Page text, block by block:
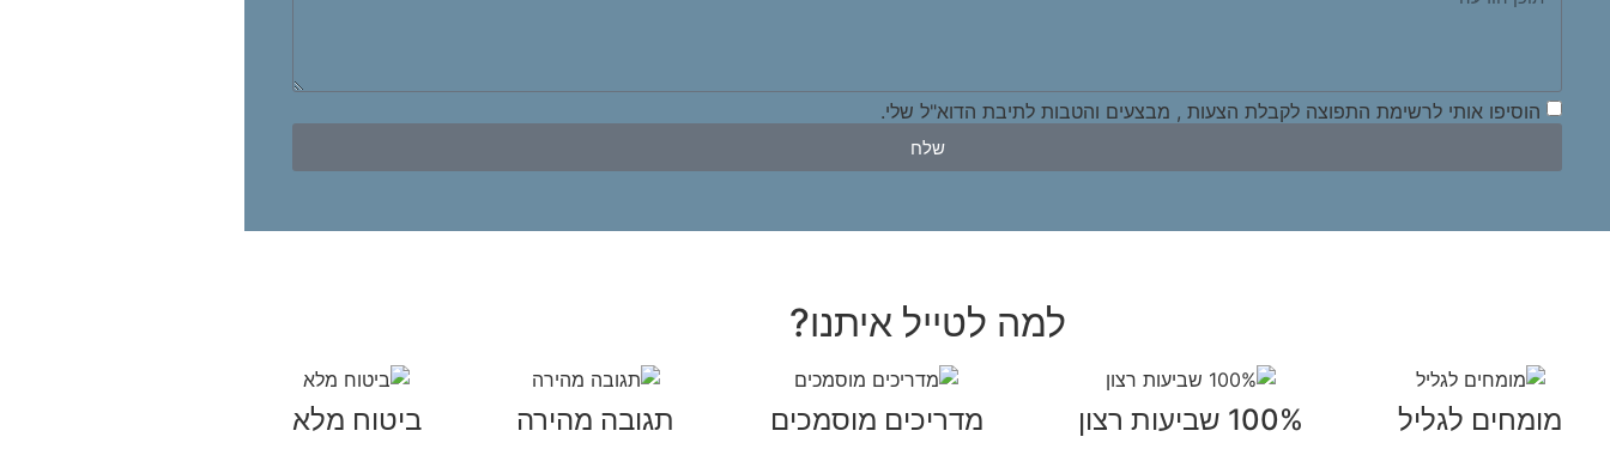
הוסיפו אותי לרשימת התפוצה לקבלת הצעות , מבצעים והטבות לתיבת הדוא"ל שלי.
שלח
למה לטייל איתנו?
מומחים לגליל 100% שביעות רצון מדריכים מוסמכים תגובה מהירה ביטוח מלא